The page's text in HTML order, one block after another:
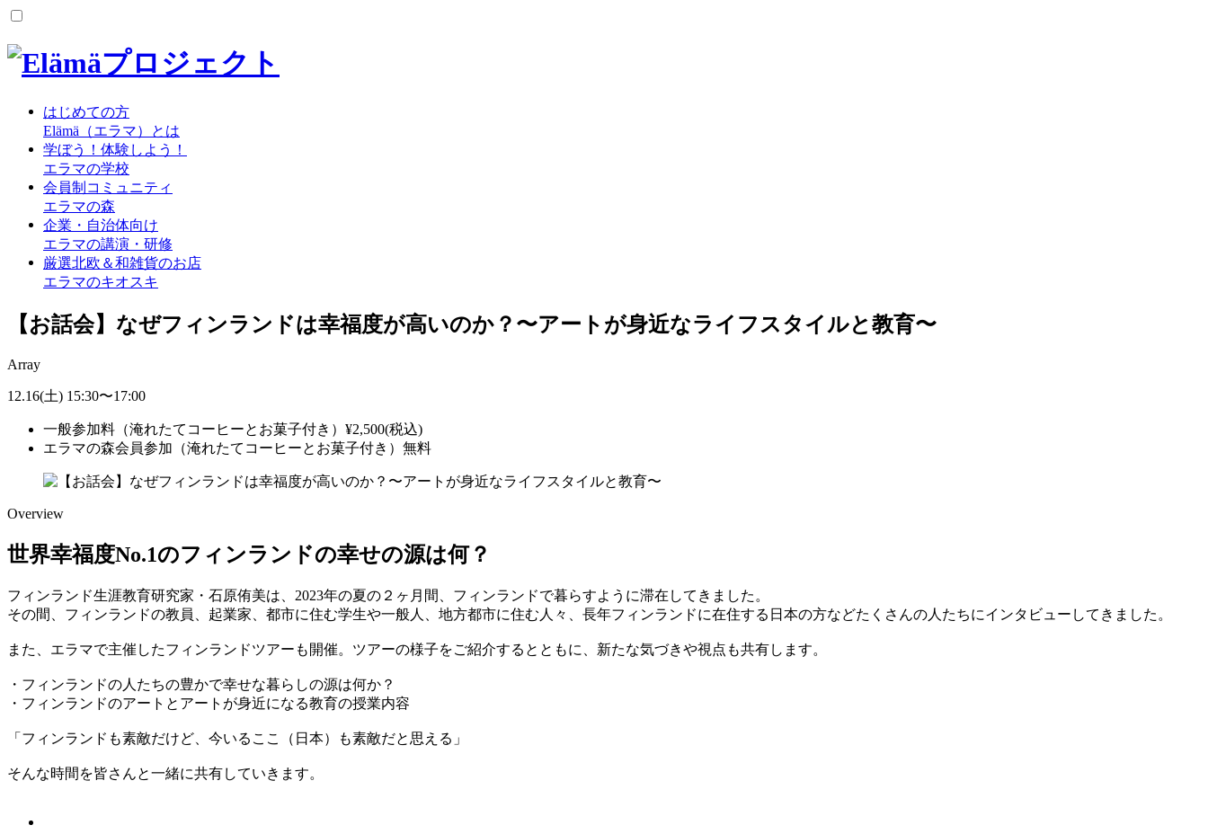
はじめての方
Elämä（エラマ）とは
学ぼう！体験しよう！
エラマの学校
会員制コミュニティ
エラマの森
企業・自治体向け
エラマの講演・研修
厳選北欧＆和雑貨のお店
エラマのキオスキ
【お話会】なぜフィンランドは幸福度が高いのか？〜アートが身近なライフスタイルと教育〜
Array
12.16(土) 15:30〜17:00
一般参加料（淹れたてコーヒーとお菓子付き） ¥2,500(税込)
エラマの森会員参加（淹れたてコーヒーとお菓子付き） 無料
Overview
世界幸福度No.1のフィンランドの幸せの源は何？
フィンランド生涯教育研究家・石原侑美は、2023年の夏の２ヶ月間、フィンランドで暮らすように滞在してきました。
その間、フィンランドの教員、起業家、都市に住む学生や一般人、地方都市に住む人々、長年フィンランドに在住する日本の方などたくさんの人たちにインタビューしてきました。
また、エラマで主催したフィンランドツアーも開催。ツアーの様子をご紹介するとともに、新たな気づきや視点も共有します。
・フィンランドの人たちの豊かで幸せな暮らしの源は何か？
・フィンランドのアートとアートが身近になる教育の授業内容
「フィンランドも素敵だけど、今いるここ（日本）も素敵だと思える」
そんな時間を皆さんと一緒に共有していきます。